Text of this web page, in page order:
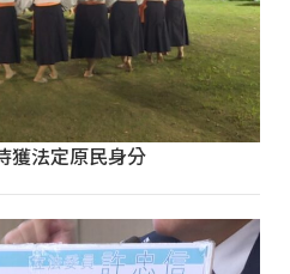
獲法定原民身分